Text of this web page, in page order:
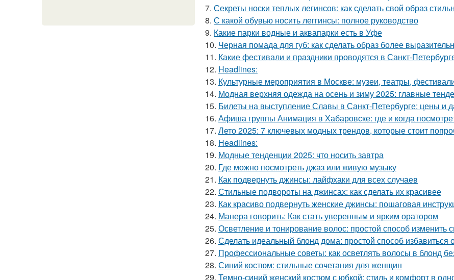
7. Секреты носки теплых легинсов: как сделать свой образ
8. С какой обувью носить леггинсы: полное руководство
9. Какие парки водные и аквапарки есть в Уфе
10. Черная помада для губ: как сделать образ более
11. Какие фестивали и праздники проводятся в Санкт-
12. Headlines:
13. Культурные мероприятия в Москве: музеи, театры,
14. Модная верхняя одежда на осень и зиму 2025: главные
15. Билеты на выступление Славы в Санкт-Петербурге: цены и
16. Афиша группы Анимация в Хабаровске: где и когда
17. Лето 2025: 7 ключевых модных трендов, которые стоит
18. Headlines:
19. Модные тенденции 2025: что носить завтра
20. Где можно посмотреть джаз или живую музыку
21. Как подвернуть джинсы: лайфхаки для всех случаев
22. Стильные подвороты на джинсах: как сделать их красивее
23. Как красиво подвернуть женские джинсы: пошаговая
24. Манера говорить: Как стать уверенным и ярким оратором
25. Осветление и тонирование волос: простой способ изменить
26. Сделать идеальный блонд дома: простой способ избавиться
27. Профессиональные советы: как осветлять волосы в блонд
28. Синий костюм: стильные сочетания для женщин
29. Темно-синий женский костюм с юбкой: стиль и комфорт в